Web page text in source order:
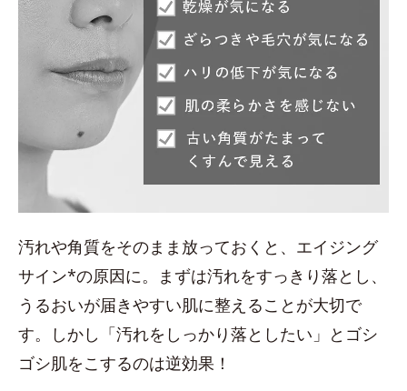
汚れや角質をそのまま放っておくと、エイジング
サイン*の原因に。まずは汚れをすっきり落とし、
うるおいが届きやすい肌に整えることが大切で
す。しかし「汚れをしっかり落としたい」とゴシ
ゴシ肌をこするのは逆効果！